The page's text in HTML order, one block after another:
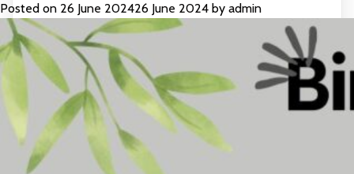
Posted on 26 June 202426 June 2024 by admin